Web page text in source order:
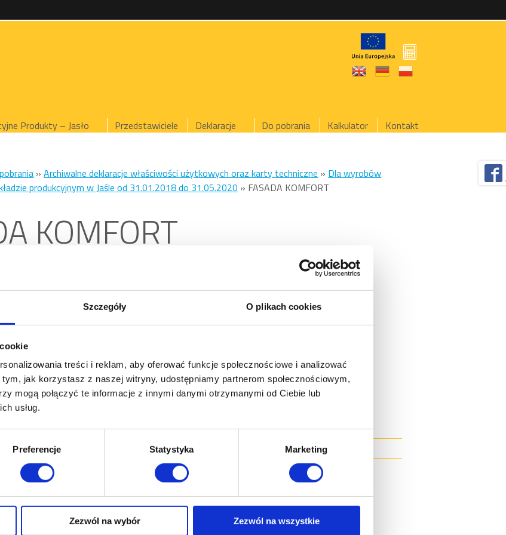
Szczegóły O plikach cookies
treści i reklam, aby oferować funkcje społecznościowe i analizować
jak korzystasz z naszej witryny, udostępniamy partnerom społecznościowym,
mogą połączyć te informacje z innymi danymi otrzymanymi od Ciebie lub
usług.
Preferencje Statystyka Marketing
Zezwól na wybór Zezwól na wszystkie
Produkty – Jasło Przedstawiciele Deklaracje Do pobrania Kalkulator Kontakt
»Archiwalne deklaracje właściwości użytkowych oraz karty techniczne » Dla wyrobów
produkcyjnym w Jaśle od 31.01.2018 do 31.05.2020 » FASADA KOMFORT
KOMFORT